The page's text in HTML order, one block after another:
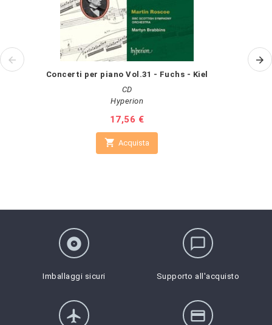
Concerti per piano Vol.31 - Fuchs - Kiel
CD
Hyperion
Prezzo
17,56 €
 Acquista
album
Imballaggi sicuri
chat_bubble_outline
Supporto all'acquisto
flight credit_card